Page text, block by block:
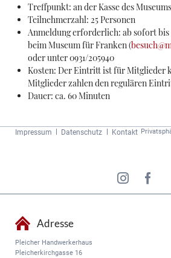
Treffpunkt: an der Kasse des
Teilnehmerzahl: 25 Personen
Anmeldung erforderlich: ab sofort bis
beim Museum für Franken (
oder unter 0931/205940
Kosten: Der Eintritt ist für Mitglieder
Mitglieder zahlen den regulären
Dauer: ca. 60 Minuten
Navigation
Impressum Datenschutz Kontakt
Adresse
Pleicher Handwerkerhaus
Pleicherkirchgasse 16